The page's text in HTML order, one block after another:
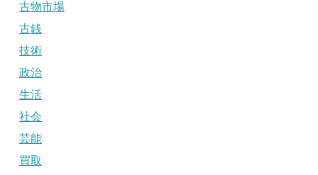
古物市場
古銭
技術
政治
生活
社会
芸能
買取